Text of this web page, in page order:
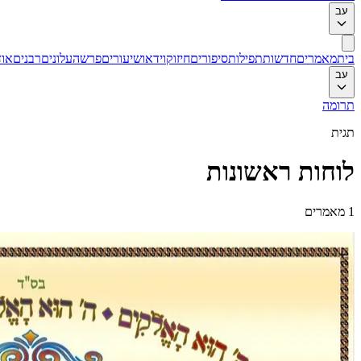
עב
ביתמאמריםחדשותתפילותסיפוריםחיזוקוידאושיעוריםפרשהעלוניםרבנים
עב
תרומה
תגית
לוחות ראשונות
1 מאמרים